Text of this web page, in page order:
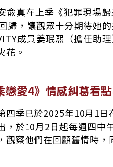
兪真在上季《犯罪現場
歸，讓觀眾十分期待她
成員姜珉熙（擔任助
花。
戀愛4》情感糾葛看
四季已於2025年10月1日
，於10月2日起每週四中
觀察他們在回顧舊情時